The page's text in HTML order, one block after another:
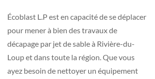
Écoblast L.P est en capacité de se déplacer
pour mener à bien des travaux de
décapage par jet de sable à Rivière-du-
Loup et dans toute la région. Que vous
ayez besoin de nettoyer un équipement